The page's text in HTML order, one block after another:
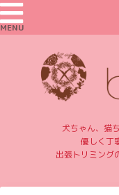
MENU
犬ちゃん、猫
優しく丁
出張トリミング